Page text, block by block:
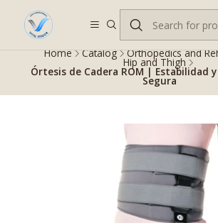
Despacho gratis en RM desde $100.000.
Home Catalog Orthopedics and
Hip and Thigh
Órtesis de Cadera ROM | Estabilidad
Segura